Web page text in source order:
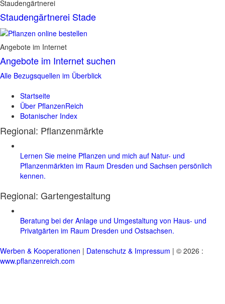
Staudengärtnerei
Staudengärtnerei Stade
Angebote im Internet
Angebote im Internet suchen
Alle Bezugsquellen im Überblick
Startseite
Über PflanzenReich
Botanischer Index
Regional: Pflanzenmärkte
Lernen Sie meine Pflanzen und mich auf Natur- und
Pflanzenmärkten im Raum Dresden und Sachsen persönlich
kennen.
Regional: Gartengestaltung
Beratung bei der Anlage und Umgestaltung von Haus- und
Privatgärten im Raum Dresden und Ostsachsen.
Werben & Kooperationen | Datenschutz & Impressum | © 2026 :
www.pflanzenreich.com